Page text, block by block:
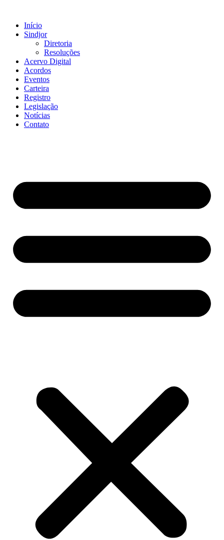
conteúdo
Início
Sindjor
Diretoria
Resoluções
Acervo Digital
Acordos
Eventos
Carteira
Registro
Legislação
Notícias
Contato